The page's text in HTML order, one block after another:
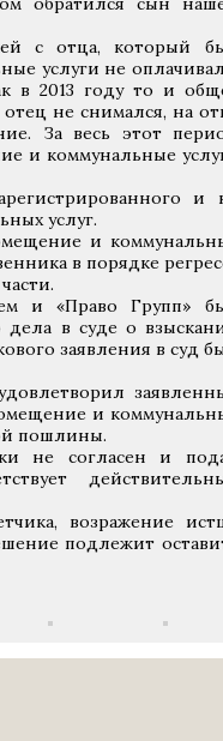
с отца, который
услуги не
в 2013 году то и
не снимался, на
За весь этот
и коммунальные
и
услуг.
и
в порядке
и «Право Групп»
в суде о
заявления в суд
и
пошлины.
не согласен и
возражение
подлежит